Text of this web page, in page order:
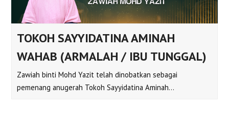
TOKOH SAYYIDATINA AMINAH
WAHAB (ARMALAH / IBU TUNGGAL)
Zawiah binti Mohd Yazit telah dinobatkan sebagai
pemenang anugerah Tokoh Sayyidatina Aminah…